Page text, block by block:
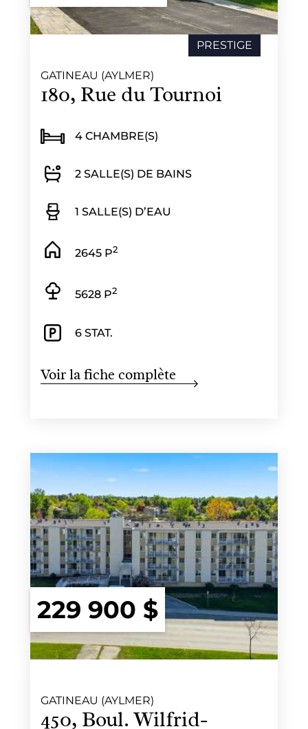
GATINEAU (AYLMER)
180, Rue du Tournoi
4 CHAMBRE(S)
2 SALLE(S) DE BAINS
1 SALLE(S) D’EAU
2645 P2
5628 P2
6 STAT.
Voir la fiche complète
VENDU
PRESTIGE
229 900 $
GATINEAU (AYLMER)
450, Boul. Wilfrid-